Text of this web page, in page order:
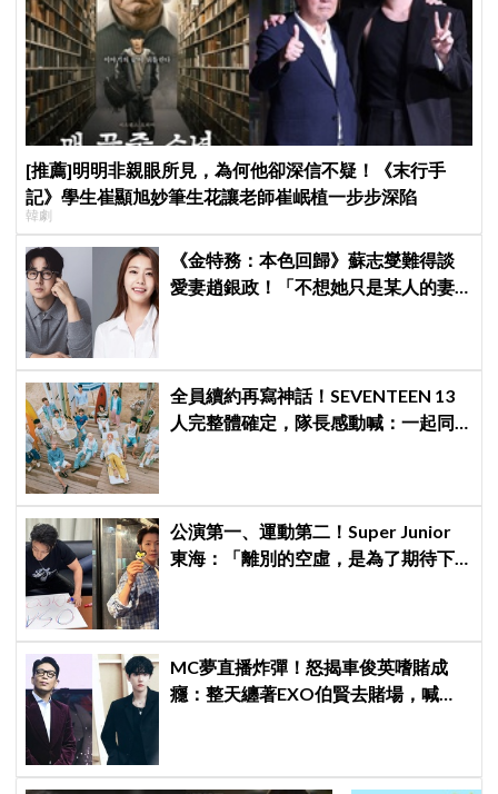
[推薦]明明非親眼所見，為何他卻深信不疑！《末行手
記》學生崔顯旭妙筆生花讓老師崔岷植一步步深陷
韓劇
《金特務：本色回歸》蘇志燮難得談
愛妻趙銀政！「不想她只是某人的妻
全員續約再寫神話！SEVENTEEN 13
人完整體確定，隊長感動喊：一起同
公演第一、運動第二！Super Junior
東海：「離別的空虛，是為了期待下
MC夢直播炸彈！怒揭車俊英嗜賭成
癮：整天纏著EXO伯賢去賭場，喊話